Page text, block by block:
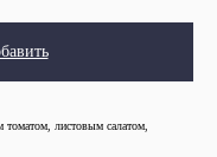
листовым салатом,